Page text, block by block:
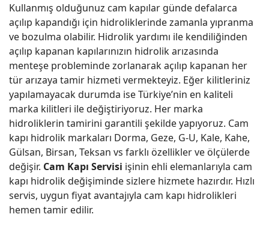
Kullanmış olduğunuz cam kapılar günde defalarca
açılıp kapandığı için hidroliklerinde zamanla yıpranma
ve bozulma olabilir. Hidrolik yardımı ile kendiliğinden
açılıp kapanan kapılarınızın hidrolik arızasında
menteşe probleminde zorlanarak açılıp kapanan her
tür arızaya tamir hizmeti vermekteyiz. Eğer kilitleriniz
yapılamayacak durumda ise Türkiye’nin en kaliteli
marka kilitleri ile değiştiriyoruz. Her marka
hidroliklerin tamirini garantili şekilde yapıyoruz. Cam
kapı hidrolik markaları Dorma, Geze, G-U, Kale, Kahe,
Gülsan, Birsan, Teksan vs farklı özellikler ve ölçülerde
değişir. Cam Kapı Servisi işinin ehli elemanlarıyla cam
kapı hidrolik değişiminde sizlere hizmete hazırdır. Hızlı
servis, uygun fiyat avantajıyla cam kapı hidrolikleri
hemen tamir edilir.